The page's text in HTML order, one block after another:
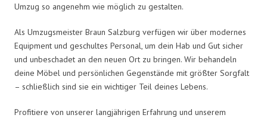
Umzug so angenehm wie möglich zu gestalten.
Als Umzugsmeister Braun Salzburg verfügen wir über modernes
Equipment und geschultes Personal, um dein Hab und Gut sicher
und unbeschadet an den neuen Ort zu bringen. Wir behandeln
deine Möbel und persönlichen Gegenstände mit größter Sorgfalt
– schließlich sind sie ein wichtiger Teil deines Lebens.
Profitiere von unserer langjährigen Erfahrung und unserem